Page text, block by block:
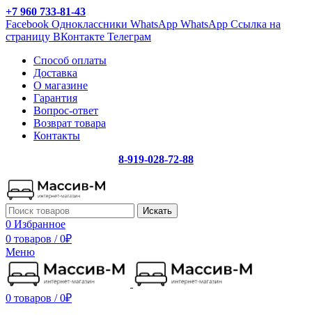
+7 960 733-81-43
Facebook Одноклассники WhatsApp WhatsApp Ссылка на
страницу ВКонтакте Телеграм
Способ оплаты
Доставка
О магазине
Гарантия
Вопрос-ответ
Возврат товара
Контакты
8-919-028-72-88
Искать
0 Избранное
0 товаров / 0₽
Меню
0 товаров / 0₽